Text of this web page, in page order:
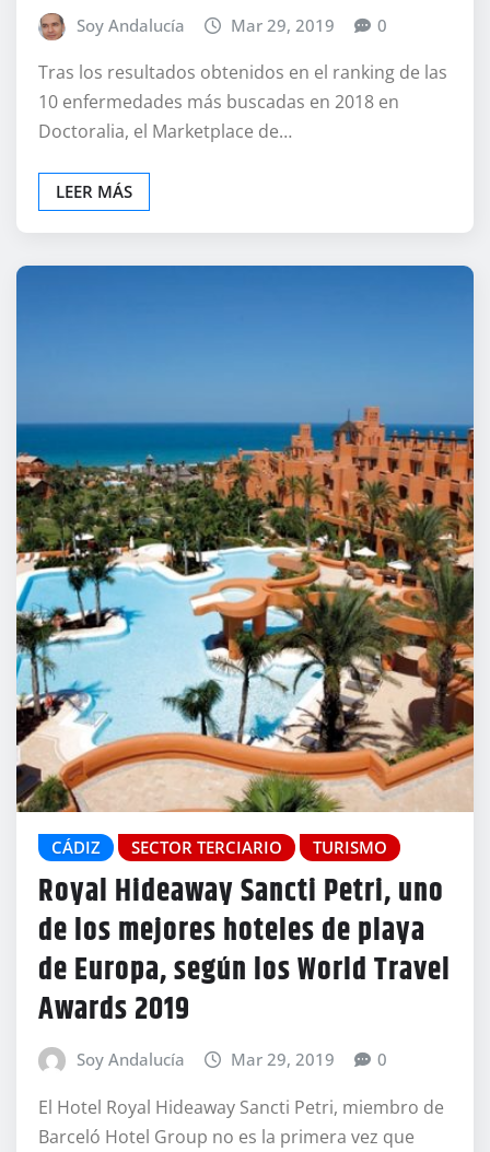
Soy Andalucía Mar 29, 2019 0
Tras los resultados obtenidos en el ranking de las
10 enfermedades más buscadas en 2018 en
Doctoralia, el Marketplace de…
LEER MÁS
CÁDIZ SECTOR TERCIARIO TURISMO
Royal Hideaway Sancti Petri, uno
de los mejores hoteles de playa
de Europa, según los World Travel
Awards 2019
Soy Andalucía Mar 29, 2019 0
El Hotel Royal Hideaway Sancti Petri, miembro de
Barceló Hotel Group no es la primera vez que